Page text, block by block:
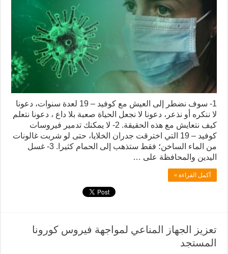
1- سوف نضطر إلى العيش مع كوفيد – 19 لعدة سنوات، دعونا
لا ننكره أو نذعر، دعونا لا نجعل الحياة صعبة بلا داع ، دعونا نتعلم
كيف نتعايش مع هذه الحقيقة. 2- لا يمكنك تدمير فيروسات
كوفيد – 19 التي اخترقت جدران الخلايا، حتى لو شربت غالونات
من الماء الساخن؛ فقط ستذهب إلى الحمام كثيرا. 3- غسل
اليدين والمحافظة على …
أكمل القراءة »
تعزيز الجهاز المناعي لمواجهة فيروس كورونا
المستجد